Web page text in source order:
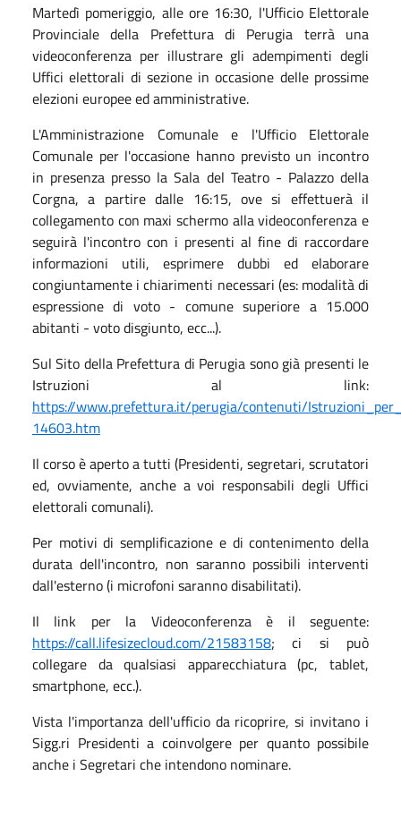
Martedì pomeriggio, alle ore 16:30, l'Ufficio Elettorale
Provinciale della Prefettura di Perugia terrà una
videoconferenza per illustrare gli adempimenti degli
Uffici elettorali di sezione in occasione delle prossime
elezioni europee ed amministrative.
L'Amministrazione Comunale e l'Ufficio Elettorale
Comunale per l'occasione hanno previsto un incontro
in presenza presso la Sala del Teatro - Palazzo della
Corgna, a partire dalle 16:15, ove si effettuerà il
collegamento con maxi schermo alla videoconferenza e
seguirà l'incontro con i presenti al fine di raccordare
informazioni utili, esprimere dubbi ed elaborare
congiuntamente i chiarimenti necessari (es: modalità di
espressione di voto - comune superiore a 15.000
abitanti - voto disgiunto, ecc...).
Sul Sito della Prefettura di Perugia sono già presenti le
Istruzioni al link:
https://www.prefettura.it/perugia/contenuti/
14603.htm
Il corso è aperto a tutti (Presidenti, segretari, scrutatori
ed, ovviamente, anche a voi responsabili degli Uffici
elettorali comunali).
Per motivi di semplificazione e di contenimento della
durata dell'incontro, non saranno possibili interventi
dall'esterno (i microfoni saranno disabilitati).
Il link per la Videoconferenza è il seguente:
https://call.lifesizecloud.com/21583158; ci si può
collegare da qualsiasi apparecchiatura (pc, tablet,
smartphone, ecc.).
Vista l'importanza dell'ufficio da ricoprire, si invitano i
Sigg.ri Presidenti a coinvolgere per quanto possibile
anche i Segretari che intendono nominare.